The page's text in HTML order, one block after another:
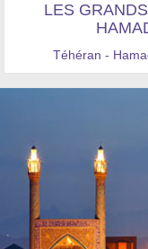
LES
Téhéran -